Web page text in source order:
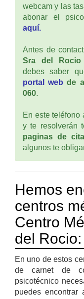
webcam y las
abonar el
aquí.
Antes de
Sra del Rocio
debes saber
portal web de
060.
En este teléfono
y te resolverán
paginas de
algunos te
Hemos
centros
Centro
del Rocio:
En uno de estos
de carnet de
psicotécnico
puedes encontrar